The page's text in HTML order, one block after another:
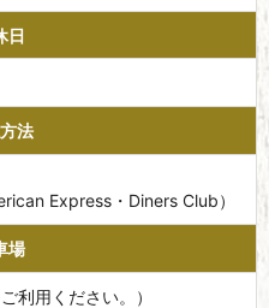
日
法
Express・Diners Club）
場
利用ください。）